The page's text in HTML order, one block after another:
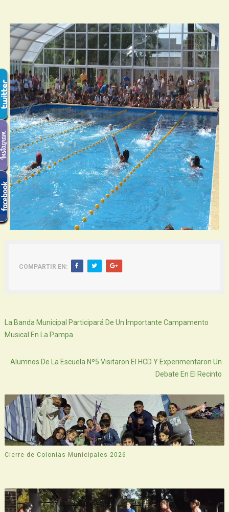
COMPARTIR EN:
La Banda Municipal Participará De Un Importante Campamento
Musical En La Pampa
Alumnos De La Escuela Nº5 Visitaron El HCD Y Experimentaron Un
Debate En El Recinto
Cierre de Colonias Municipales 2026